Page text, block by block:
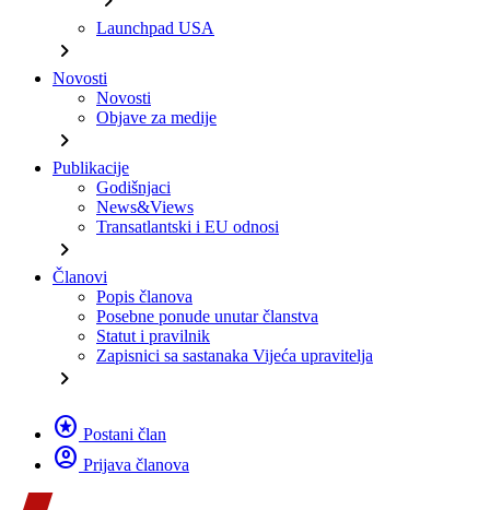
Launchpad USA
chevron_right
Novosti
Novosti
Objave za medije
chevron_right
Publikacije
Godišnjaci
News&Views
Transatlantski i EU odnosi
chevron_right
Članovi
Popis članova
Posebne ponude unutar članstva
Statut i pravilnik
Zapisnici sa sastanaka Vijeća upravitelja
chevron_right
stars Postani član
account_circle Prijava članova